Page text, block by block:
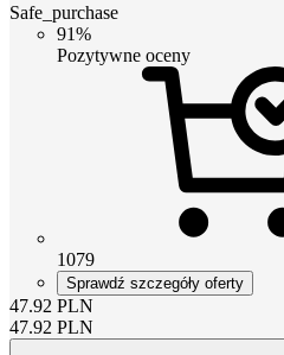
Safe_purchase
91%
Pozytywne oceny
1079
Sprawdź szczegóły oferty
47.92 PLN
47.92 PLN